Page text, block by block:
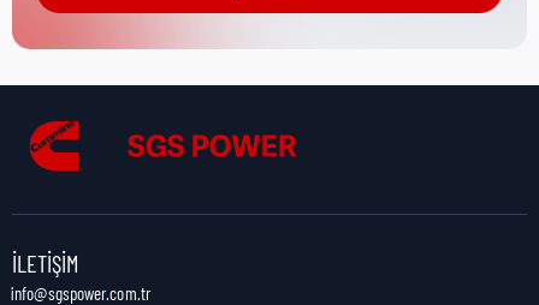
Nakliye Yüksekliği:
Nakliye Uzunluğu:
İLETIŞIM
info@sgspower.com.tr